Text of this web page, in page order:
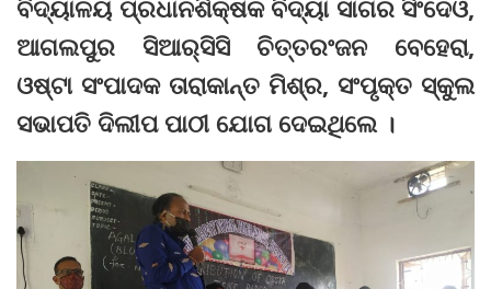
ବିଦ୍ୟାଳୟ ପ୍ରଧାନଶିକ୍ଷକ ବିଦ୍ୟା ସାଗର ସିଂଦେଓ,
ଆଗଲପୁର ସିଆର୍‌ସିସି ଚିତ୍ତରଂଜନ ବେହେରା,
ଓଷ୍ଟା ସଂପାଦକ ତାରାକାନ୍ତ ମିଶ୍ର, ସଂପୃକ୍ତ ସ୍କୁଲ
ସଭାପତି ଦିଲୀପ ପାଠୀ ଯୋଗ ଦେଇଥିଲେ ।